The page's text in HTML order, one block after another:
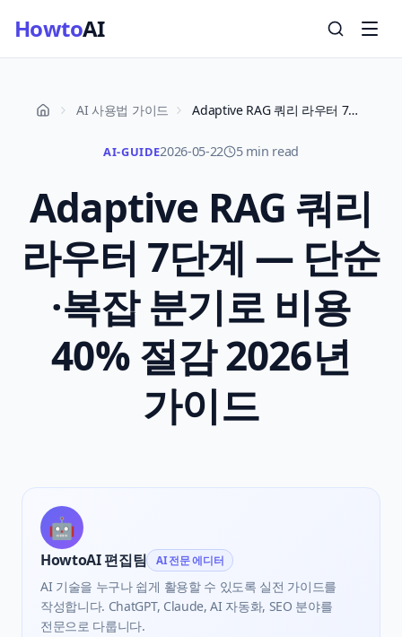
HowtoAI
AI 사용법 가이드 Adaptive RAG 쿼리 라우터 7단계 — 단순·복잡 분기로 비용 40% 절감 2026년 가이드
AI-GUIDE2026-05-22 5 min read
Adaptive RAG 쿼리
라우터 7단계 — 단순
·복잡 분기로 비용
40% 절감 2026년
가이드
🤖
HowtoAI 편집팀 AI 전문 에디터
AI 기술을 누구나 쉽게 활용할 수 있도록 실전 가이드를
작성합니다. ChatGPT, Claude, AI 자동화, SEO 분야를
전문으로 다룹니다.